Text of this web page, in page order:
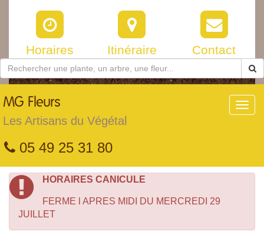
Horaires Itinéraire Contact
MG Fleurs
Les Artisans du Végétal
05 49 25 31 80
HORAIRES CANICULE
FERME l APRES MIDI DU MERCREDI 29
JUILLET